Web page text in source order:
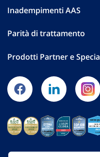
Inadempimenti AAS
Parità di trattamento
Prodotti Partner e